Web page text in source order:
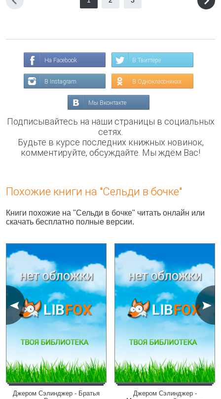
На Facebook В Твиттере
В Instagram В Одноклассниках
Мы Вконтакте
Подписывайтесь на наши страницы в социальных
сетях.
Будьте в курсе последних книжных новинок,
комментируйте, обсуждайте. Мы ждём Вас!
Похожие книги на "Сельди в бочке"
Книги похожие на "Сельди в бочке" читать онлайн или
скачать бесплатно полные версии.
Джером Сэлинджер - Братья
Джером Сэлинджер -